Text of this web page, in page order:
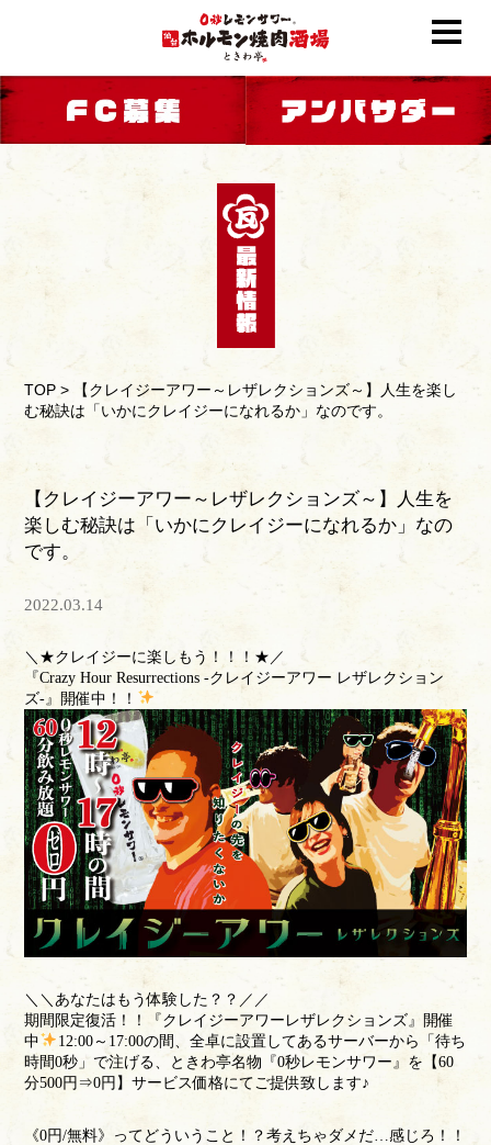
TOP >
【クレイジーアワー～レザレクションズ～】人生を楽し
む秘訣は「いかにクレイジーになれるか」なのです。
【クレイジーアワー～レザレクションズ～】人生を
楽しむ秘訣は「いかにクレイジーになれるか」なの
です。
2022.03.14
＼★クレイジーに楽しもう！！！★／
『Crazy Hour Resurrections -クレイジーアワー レザレクション
ズ-』開催中！！
＼＼あなたはもう体験した？？／／
期間限定復活！！『クレイジーアワーレザレクションズ』開催
中
12:00～17:00の間、全卓に設置してあるサーバーから「待ち
時間0秒」で注げる、ときわ亭名物『0秒レモンサワー』を【60
分500円⇒0円】サービス価格にてご提供致します♪
《0円/無料》ってどういうこと！？考えちゃダメだ…感じろ！！